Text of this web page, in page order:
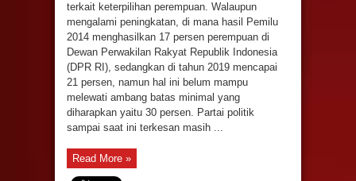
terkait keterpilihan perempuan. Walaupun
mengalami peningkatan, di mana hasil Pemilu
2014 menghasilkan 17 persen perempuan di
Dewan Perwakilan Rakyat Republik Indonesia
(DPR RI), sedangkan di tahun 2019 mencapai
21 persen, namun hal ini belum mampu
melewati ambang batas minimal yang
diharapkan yaitu 30 persen. Partai politik
sampai saat ini terkesan masih ...
Read More »